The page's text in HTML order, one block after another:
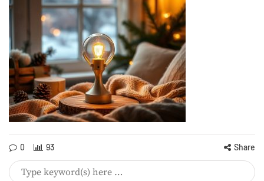
0 93 Share